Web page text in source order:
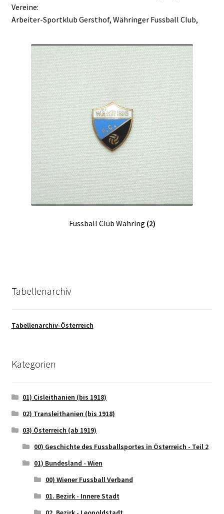
Vereine:
Arbeiter-Sportklub Gersthof, Währinger Fussball Club,
Fussball Club Währing (2)
Tabellenarchiv
Tabellenarchiv-Österreich
Kategorien
01) Cisleithanien (bis 1918)
02) Transleithanien (bis 1918)
03) Österreich (ab 1919)
00) Geschichte des Fussballsportes in Österreich - Teil 2
01) Bundesland - Wien
00) Wiener Fussball Verband
01. Bezirk - Innere Stadt